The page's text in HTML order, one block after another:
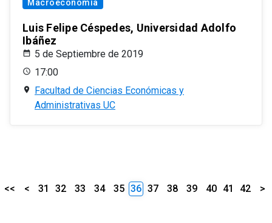
Macroeconomía
Luis Felipe Céspedes, Universidad Adolfo
Ibáñez
5 de Septiembre de 2019
17:00
Facultad de Ciencias Económicas y
Administrativas UC
<< < 31 32 33 34 35 36 37 38 39 40 41 42 >